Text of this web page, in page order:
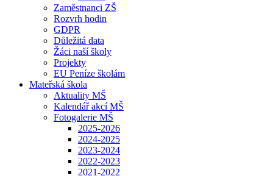
Zaměstnanci ZŠ
Rozvrh hodin
GDPR
Důležitá data
Žáci naší školy
Projekty
EU Peníze školám
Mateřská škola
Aktuality MŠ
Kalendář akcí MŠ
Fotogalerie MŠ
2025-2026
2024-2025
2023-2024
2022-2023
2021-2022